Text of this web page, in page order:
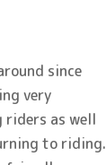
since
very
riders as well
to riding.